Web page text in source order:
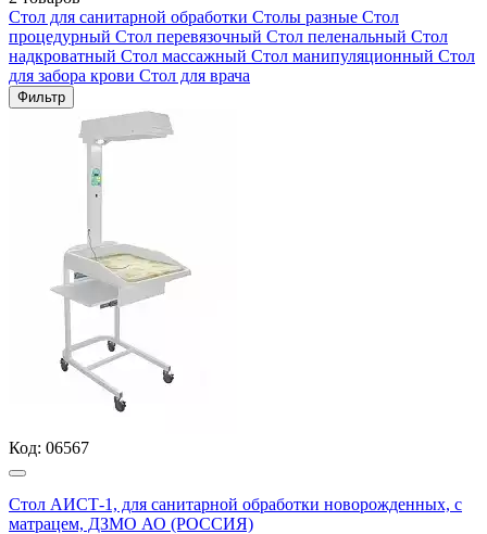
Стол для санитарной обработки Столы разные Стол
процедурный Стол перевязочный Стол пеленальный Стол
надкроватный Стол массажный Стол манипуляционный Стол
для забора крови Стол для врача
Фильтр
Код: 06567
Стол АИСТ-1, для санитарной обработки новорожденных, с
матрацем, ДЗМО АО (РОССИЯ)